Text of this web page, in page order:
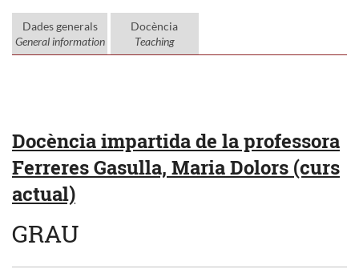
Dades generals
General information
Docència
Teaching
Docència impartida de la professora
Ferreres Gasulla, Maria Dolors (curs
actual)
GRAU